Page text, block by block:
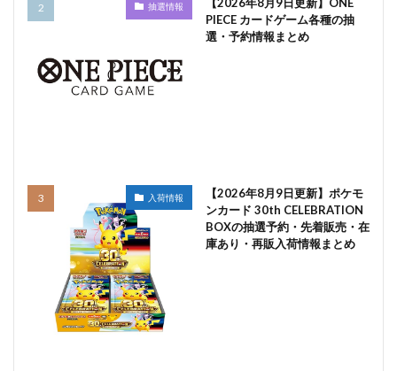
抽選情報
PIECE カードゲーム各種の抽
選・予約情報まとめ
入荷情報
【2026年8月9日更新】ポケモ
ンカード 30th CELEBRATION
BOXの抽選予約・先着販売・在
庫あり・再販入荷情報まとめ